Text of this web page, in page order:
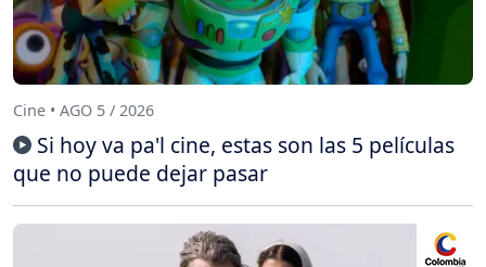
Cine • AGO 5 / 2026
Si hoy va pa'l cine, estas son las 5 películas
que no puede dejar pasar